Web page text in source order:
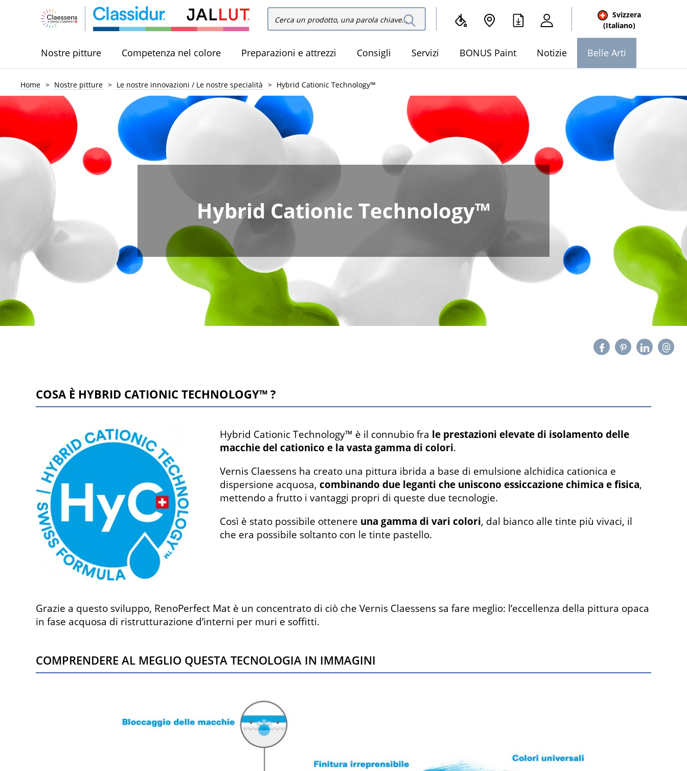
Cerca nel sito
nel
sito
Svizzera
(Italiano)
Nostre pitture Competenza nel colore Preparazioni e attrezzi Consigli Servizi BONUS Paint Notizie Belle Arti
Home Nostre pitture Le nostre innovazioni / Le nostre specialità Hybrid Cationic Technology™
Hybrid Cationic Technology™
COSA È HYBRID CATIONIC TECHNOLOGY™ ?
Hybrid Cationic Technology™ è il connubio fra le prestazioni elevate di isolamento delle
macchie del cationico e la vasta gamma di colori.
Vernis Claessens ha creato una pittura ibrida a base di emulsione alchidica cationica e
dispersione acquosa,combinando due leganti che uniscono essiccazione chimica e fisica,
mettendo a frutto i vantaggi propri di queste due tecnologie.
Così è stato possibile ottenere una gamma di vari colori, dal bianco alle tinte più vivaci, il
che era possibile soltanto con le tinte pastello.
Grazie a questo sviluppo, RenoPerfect Mat è un concentrato di ciò che Vernis Claessens sa fare meglio: l’eccellenza della pittura opaca
in fase acquosa di ristrutturazione d’interni per muri e soffitti.
COMPRENDERE AL MEGLIO QUESTA TECNOLOGIA IN IMMAGINI